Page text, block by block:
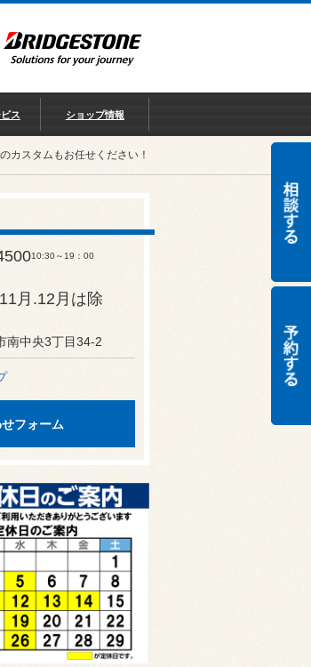
ス ショップ情報
カスタムもお任せください！
10:30～19：00
月.12月は除
南中央3丁目34-2
フォーム